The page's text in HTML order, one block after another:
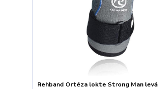
Rehband Ortéza lokte Strong Man levá